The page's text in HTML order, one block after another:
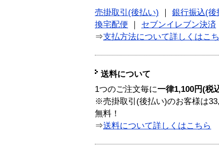
売掛取引(後払い)
銀行振込(後
換宅配便
セブンイレブン決済
⇒支払方法について詳しくはこ
送料について
1つのご注文毎に一律1,100円(税
※売掛取引(後払い)のお客様は
無料！
⇒送料について詳しくはこちら